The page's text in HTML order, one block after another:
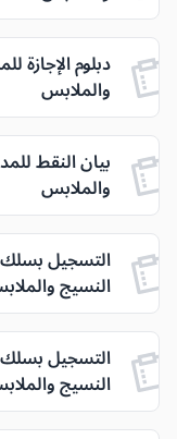
دبلوم الإجازة
والملابس
بيان النقط
والملابس
التسجيل
النسيج
التسجيل بسلك
النسيج